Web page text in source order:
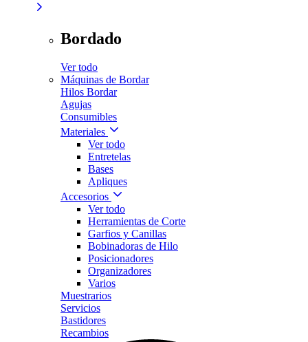
Bordado
Ver todo
Máquinas de Bordar
Hilos Bordar
Agujas
Consumibles
Materiales
Ver todo
Entretelas
Bases
Apliques
Accesorios
Ver todo
Herramientas de Corte
Garfios y Canillas
Bobinadoras de Hilo
Posicionadores
Organizadores
Varios
Muestrarios
Servicios
Bastidores
Recambios